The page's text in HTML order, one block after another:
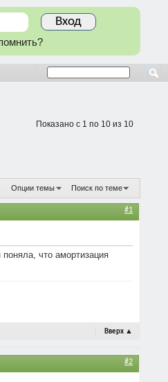
Показано с 1 по 10 из 10
Опции темы Поиск по теме
#1
что амортизация
Вверх ▲
#2